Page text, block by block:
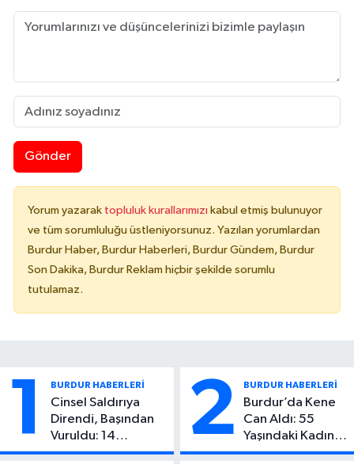
Gönder
Yorum yazarak topluluk kurallarımızı kabul etmiş bulunuyor
ve tüm sorumluluğu üstleniyorsunuz. Yazılan yorumlardan
Burdur Haber, Burdur Haberleri, Burdur Gündem, Burdur
Son Dakika, Burdur Reklam hiçbir şekilde sorumlu
tutulamaz.
1 BURDUR HABERLERİ
Cinsel Saldırıya
Direndi, Başından
Vuruldu: 14
Yaşındaki Çocuktan
2 BURDUR HABERLERİ
Burdur’da Kene
Can Aldı: 55
Yaşındaki Kadın
Hayatını Kaybetti